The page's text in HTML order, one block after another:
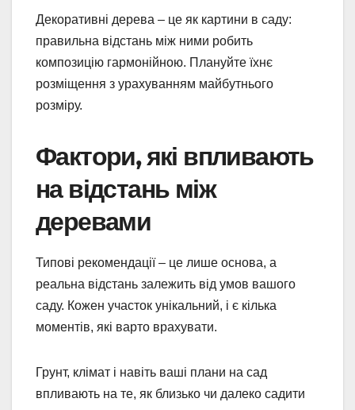
Декоративні дерева – це як картини в саду:
правильна відстань між ними робить
композицію гармонійною. Плануйте їхнє
розміщення з урахуванням майбутнього
розміру.
Фактори, які впливають
на відстань між
деревами
Типові рекомендації – це лише основа, а
реальна відстань залежить від умов вашого
саду. Кожен участок унікальний, і є кілька
моментів, які варто врахувати.
Грунт, клімат і навіть ваші плани на сад
впливають на те, як близько чи далеко садити